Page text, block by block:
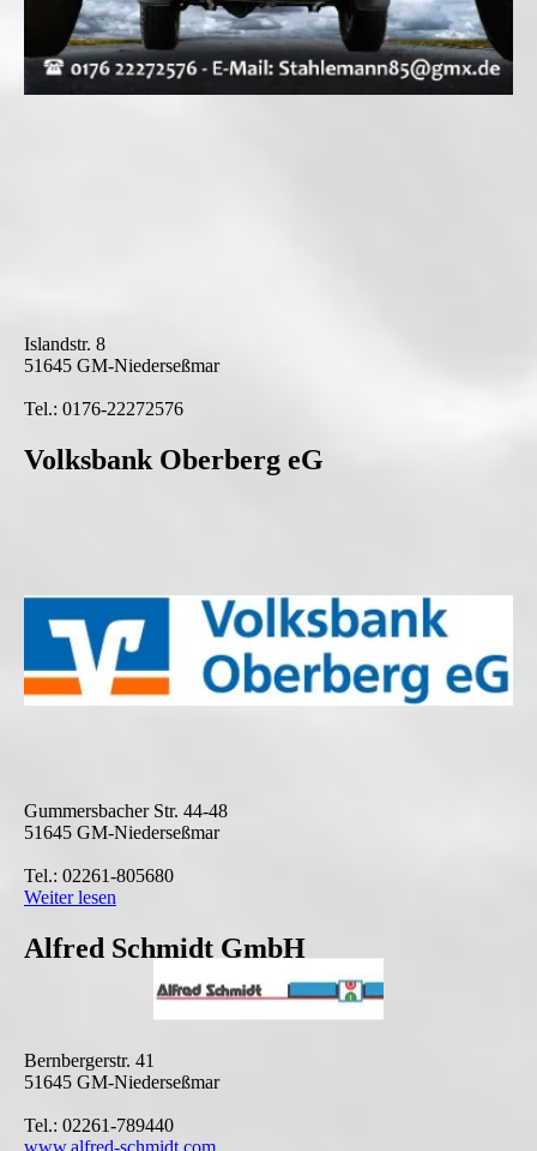
Islandstr. 8
51645 GM-Niederseßmar
Tel.: 0176-22272576
Volksbank Oberberg eG
Gummersbacher Str. 44-48
51645 GM-Niederseßmar
Tel.: 02261-805680
Weiter lesen
Alfred Schmidt GmbH
Bernbergerstr. 41
51645 GM-Niederseßmar
Tel.: 02261-789440
www.alfred-schmidt.com